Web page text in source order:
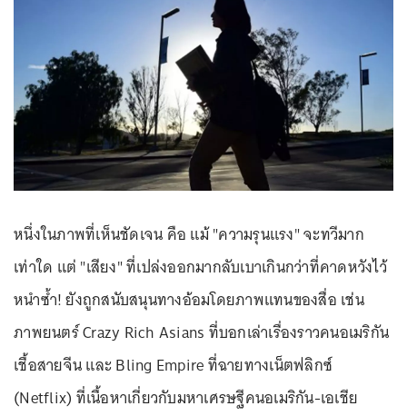
หนึ่งในภาพที่เห็นชัดเจน คือ แม้ "ความรุนแรง" จะทวีมาก
เท่าใด แต่ "เสียง" ที่เปล่งออกมากลับเบาเกินกว่าที่คาดหวังไว้
หนำซ้ำ! ยังถูกสนับสนุนทางอ้อมโดยภาพแทนของสื่อ เช่น
ภาพยนตร์ Crazy Rich Asians ที่บอกเล่าเรื่องราวคนอเมริกัน
เชื้อสายจีน และ Bling Empire ที่ฉายทางเน็ตฟลิกซ์
(Netflix) ที่เนื้อหาเกี่ยวกับมหาเศรษฐีคนอเมริกัน-เอเชีย